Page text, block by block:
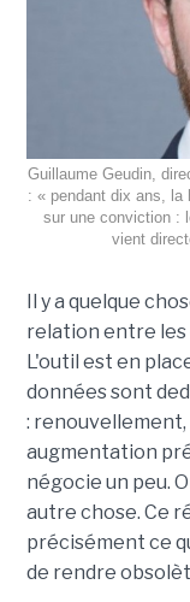
Guillaume Geudin,
: « pendant dix ans, la
sur une conviction :
vient
Il y a quelque
relation entre les
L'outil est en
données sont
:
augmentation
négocie un peu.
autre chose. Ce
précisément ce
de rendre